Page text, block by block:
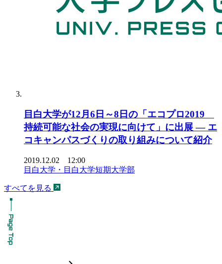
目白大学が12月6日～8日の「エコプロ2019
持続可能な社会の実現に向けて」に出展 — エ
コキャンパスづくりの取り組みについて紹介
2019.12.02 12:00
目白大学・目白大学短期大学部
すべてを見る